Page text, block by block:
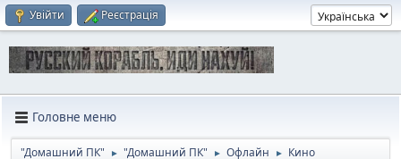
Увійти Реєстрація
Головне меню
"Домашний ПК" ► "Домашний ПК" ► Офлайн ► Кино